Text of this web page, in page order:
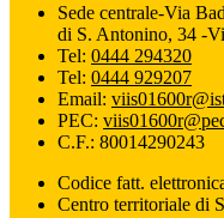
Sede centrale-Via
di S. Antonino, 34 -
Tel: 0444 294320
Tel: 0444 929207
Email:
PEC:
C.F.: 80014290243
Codice fatt.
Centro territoriale di